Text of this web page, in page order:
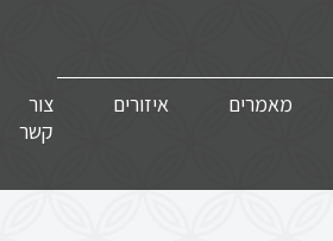
מאמרים איזורים
צור
קשר